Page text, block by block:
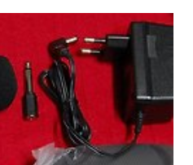
을 받은 뒤 한달 안에 후기를 꼭 올
때에는 제품가격에 상당하는 비용
이지에 댓글에 이미지를 업로드 하
터 , 자신이 활동하는 ..